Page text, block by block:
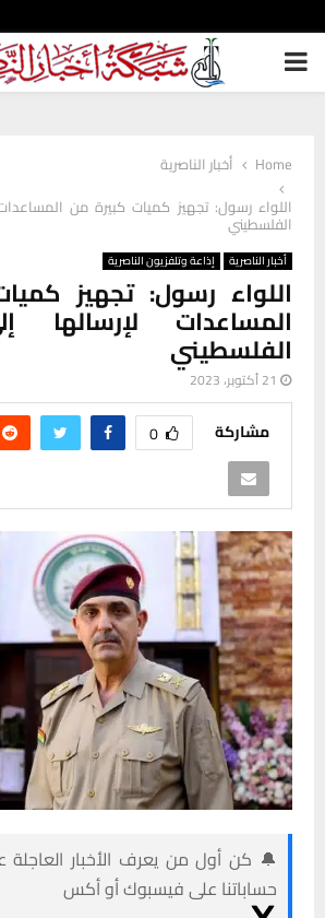
PRIMARY
Home
أخبار الناصرية
اللواء رسول: تجهيز كميات كبيرة من
الفلسطيني
أخبار الناصرية إذاعة وتلفزيون الناصرية
اللواء رسول: تجهيز
المساعدات لإرسالها
الفلسطيني
21 أكتوبر، 2023
مشاركة 0
🔔 كن أول من يعرف الأخبار العاجلة
حساباتنا على فيسبوك أو أكس